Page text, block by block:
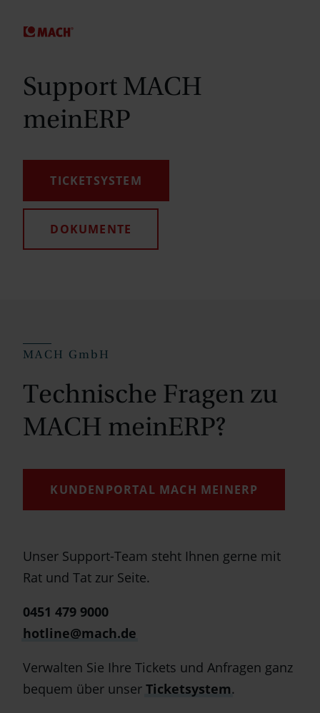
Support MACH
meinERP
TICKETSYSTEM
DOKUMENTE
MACH GmbH
Technische Fragen zu
MACH meinERP?
KUNDENPORTAL MACH MEINERP
Unser Support-Team steht Ihnen gerne mit
Rat und Tat zur Seite.
0451 479 9000
hotline@mach.de
Verwalten Sie Ihre Tickets und Anfragen ganz
bequem über unserTicketsystem.